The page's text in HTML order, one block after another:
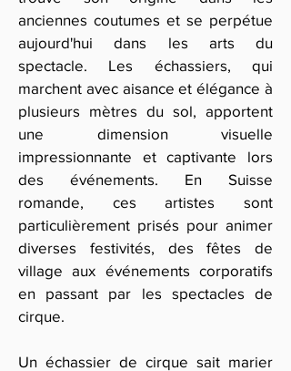
anciennes coutumes et se perpétue
aujourd'hui dans les arts du
spectacle. Les échassiers, qui
marchent avec aisance et élégance à
plusieurs mètres du sol, apportent
une dimension visuelle
impressionnante et captivante lors
des événements. En Suisse
romande, ces artistes sont
particulièrement prisés pour animer
diverses festivités, des fêtes de
village aux événements corporatifs
en passant par les spectacles de
cirque.
Un échassier de cirque sait marier